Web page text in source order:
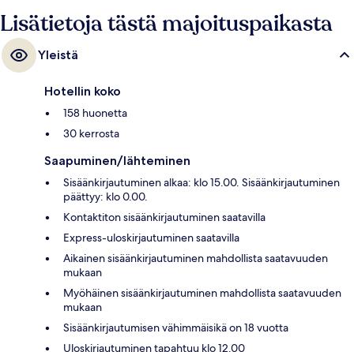
yhteydet sijaitsevat vain lyhyen kävelymatkan päässä: Ploenchitin BTS-
asema sijaitsee vain muutaman askeleen päässä ja Nanan BTS-asema 9
minuutin kävelymatkan päässä.
Lisätietoja tästä majoituspaikasta
Yleistä
Hotellin koko
158 huonetta
30 kerrosta
Saapuminen/lähteminen
Sisäänkirjautuminen alkaa: klo 15.00. Sisäänkirjautuminen
päättyy: klo 0.00.
Kontaktiton sisäänkirjautuminen saatavilla
Express-uloskirjautuminen saatavilla
Aikainen sisäänkirjautuminen mahdollista saatavuuden
mukaan
Myöhäinen sisäänkirjautuminen mahdollista saatavuuden
mukaan
Sisäänkirjautumisen vähimmäisikä on 18 vuotta
Uloskirjautuminen tapahtuu klo 12.00